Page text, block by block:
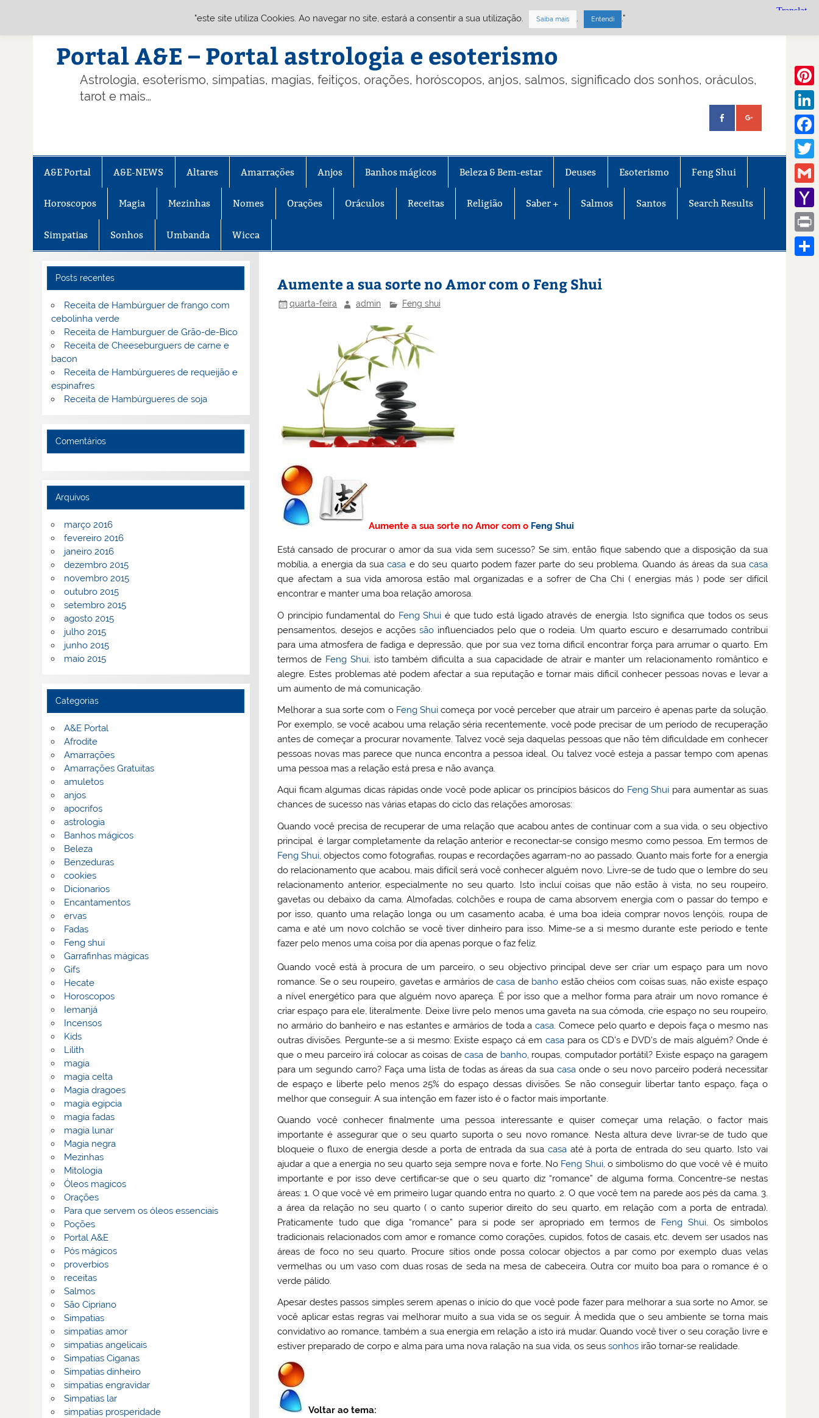
Portal A&E – Portal astrologia e esoterismo
Astrologia, esoterismo, simpatias, magias, feitiços, orações, horóscopos, anjos, salmos, significado dos sonhos, oráculos,
tarot e mais…
A&E Portal A&E-NEWS Altares Amarrações Anjos Banhos mágicos Beleza & Bem-estar Deuses Esoterismo Feng Shui
Horoscopos Magia Mezinhas Nomes Orações Oráculos Receitas Religião Saber + Salmos Santos Search Results
Simpatias Sonhos Umbanda Wicca
Aumente a sua sorte no Amor com o Feng Shui
quarta-feira admin Feng shui
Aumente a sua sorte no Amor com o Feng Shui
Está cansado de procurar o amor da sua vida sem sucesso? Se sim, então fique sabendo que a disposição da sua
mobília, a energia da suacasa e do seu quarto podem fazer parte do seu problema. Quando ás áreas da sua casa
que afectam a sua vida amorosa estão mal organizadas e a sofrer de Cha Chi ( energias más ) pode ser difícil
encontrar e manter uma boa relação amorosa.
O princípio fundamental do Feng Shui é que tudo está ligado através de energia. Isto significa que todos os seus
pensamentos, desejos e acções sãoinfluenciados pelo que o rodeia. Um quarto escuro e desarrumado contribui
para uma atmosfera de fadiga e depressão, que por sua vez torna dificil encontrar força para arrumar o quarto. Em
termos de Feng Shui, isto também dificulta a sua capacidade de atrair e manter um relacionamento romântico e
alegre. Estes problemas até podem afectar a sua reputação e tornar mais dificil conhecer pessoas novas e levar a
um aumento de má comunicação.
Melhorar a sua sorte com o Feng Shui começa por você perceber que atrair um parceiro é apenas parte da solução.
Por exemplo, se você acabou uma relação séria recentemente, você pode precisar de um período de recuperação
antes de começar a procurar novamente. Talvez você seja daquelas pessoas que não têm dificuldade em conhecer
pessoas novas mas parece que nunca encontra a pessoa ideal. Ou talvez você esteja a passar tempo com apenas
uma pessoa mas a relação está presa e não avança.
Aqui ficam algumas dicas rápidas onde você pode aplicar os princípios básicos do Feng Shui para aumentar as suas
chances de sucesso nas várias etapas do ciclo das relações amorosas:
Quando você precisa de recuperar de uma relação que acabou antes de continuar com a sua vida, o seu objectivo
principal é largar completamente da relação anterior e reconectar-se consigo mesmo como pessoa. Em termos de
Feng Shui, objectos como fotografias, roupas e recordações agarram-no ao passado. Quanto mais forte for a energia
do relacionamento que acabou, mais difícil será você conhecer alguém novo. Livre-se de tudo que o lembre do seu
relacionamento anterior, especialmente no seu quarto. Isto incluí coisas que não estão à vista, no seu roupeiro,
gavetas ou debaixo da cama. Almofadas, colchões e roupa de cama absorvem energia com o passar do tempo e
por isso, quanto uma relação longa ou um casamento acaba, é uma boa ideia comprar novos lençóis, roupa de
cama e até um novo colchão se você tiver dinheiro para isso. Mime-se a si mesmo durante este período e tente
fazer pelo menos uma coisa por dia apenas porque o faz feliz.
Quando você está à procura de um parceiro, o seu objectivo principal deve ser criar um espaço para um novo
romance. Se o seu roupeiro, gavetas e armários decasa de banho estão cheios com coisas suas, não existe espaço
a nível energético para que alguém novo apareça. É por isso que a melhor forma para atrair um novo romance é
criar espaço para ele, literalmente. Deixe livre pelo menos uma gaveta na sua cómoda, crie espaço no seu roupeiro,
no armário do banheiro e nas estantes e armários de toda acasa . Comece pelo quarto e depois faça o mesmo nas
outras divisões. Pergunte-se a si mesmo: Existe espaço cá em casapara os CD’s e DVD’s de mais alguém? Onde é
que o meu parceiro irá colocar as coisas decasa de banho, roupas, computador portátil? Existe espaço na garagem
para um segundo carro? Faça uma lista de todas as áreas da suacasa onde o seu novo parceiro poderá necessitar
de espaço e liberte pelo menos 25% do espaço dessas divisões. Se não conseguir libertar tanto espaço, faça o
melhor que conseguir. A sua intenção em fazer isto é o factor mais importante.
Quando você conhecer finalmente uma pessoa interessante e quiser começar uma relação, o factor mais
importante é assegurar que o seu quarto suporta o seu novo romance. Nesta altura deve livrar-se de tudo que
bloqueie o fluxo de energia desde a porta de entrada da sua casaaté à porta de entrada do seu quarto. Isto vai
ajudar a que a energia no seu quarto seja sempre nova e forte. No Feng Shui, o simbolismo do que você vê é muito
importante e por isso deve certificar-se que o seu quarto diz “romance” de alguma forma. Concentre-se nestas
áreas: 1. O que você vê em primeiro lugar quando entra no quarto. 2. O que você tem na parede aos pés da cama. 3.
a área da relação no seu quarto ( o canto superior direito do seu quarto, em relação com a porta de entrada).
Praticamente tudo que diga “romance” para si pode ser apropriado em termos de Feng Shui. Os símbolos
tradicionais relacionados com amor e romance como corações, cupidos, fotos de casais, etc. devem ser usados nas
áreas de foco no seu quarto. Procure sítios onde possa colocar objectos a par como por exemplo duas velas
vermelhas ou um vaso com duas rosas de seda na mesa de cabeceira. Outra cor muito boa para o romance é o
verde pálido.
Apesar destes passos simples serem apenas o início do que você pode fazer para melhorar a sua sorte no Amor, se
você aplicar estas regras vai melhorar muito a sua vida se os seguir. À medida que o seu ambiente se torna mais
convidativo ao romance, também a sua energia em relação a isto irá mudar. Quando você tiver o seu coração livre e
estiver preparado de corpo e alma para uma nova ralação na sua vida, os seussonhos irão tornar-se realidade.
Voltar ao tema:
Posts recentes
Receita de Hambúrguer de frango com
cebolinha verde
Receita de Hamburguer de Grão-de-Bico
Receita de Cheeseburguers de carne e
bacon
Receita de Hambúrgueres de requeijão e
espinafres
Receita de Hambúrgueres de soja
Comentários
Arquivos
março 2016
fevereiro 2016
janeiro 2016
dezembro 2015
novembro 2015
outubro 2015
setembro 2015
agosto 2015
julho 2015
junho 2015
maio 2015
Categorias
A&E Portal
Afrodite
Amarrações
Amarrações Gratuitas
amuletos
anjos
apocrifos
astrologia
Banhos mágicos
Beleza
Benzeduras
cookies
Dicionarios
Encantamentos
ervas
Fadas
Feng shui
Garrafinhas mágicas
Gifs
Hecate
Horoscopos
Iemanjá
Incensos
Kids
Lilith
magia
magia celta
Magia dragoes
magia egipcia
magia fadas
magia lunar
Magia negra
Mezinhas
Mitologia
Óleos magicos
Orações
Para que servem os óleos essenciais
Poções
Portal A&E
Pós mágicos
proverbios
receitas
Salmos
São Cipriano
Simpatias
simpatias amor
simpatias angelicais
Simpatias Ciganas
Simpatias dinheiro
simpatias engravidar
Simpatias lar
simpatias prosperidade
Gmail
Mail
Print
"este site utiliza Cookies. Ao navegar no site, estará a consentir a sua utilização. Saiba mais . Entendi ."